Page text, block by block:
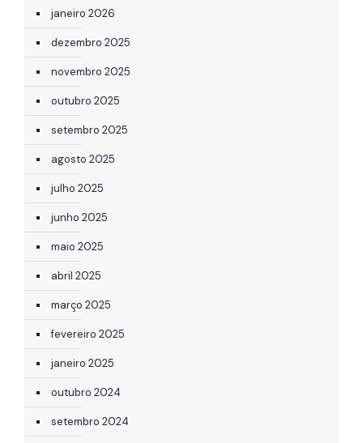
janeiro 2026
dezembro 2025
novembro 2025
outubro 2025
setembro 2025
agosto 2025
julho 2025
junho 2025
maio 2025
abril 2025
março 2025
fevereiro 2025
janeiro 2025
outubro 2024
setembro 2024